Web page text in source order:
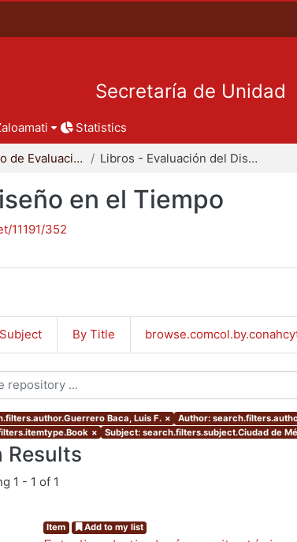
Secretaría de Unidad
Statistics
Departamento de Evaluación del Diseño en el Tiempo Libros - Evaluación del Diseño en el Tiempo
en el Tiempo
11191/352
By Title
Baca, Luis F. × Author:
× Subject: search.filters.subject.Ciudad de
Results
1 - 1 of 1
Item Add to my list